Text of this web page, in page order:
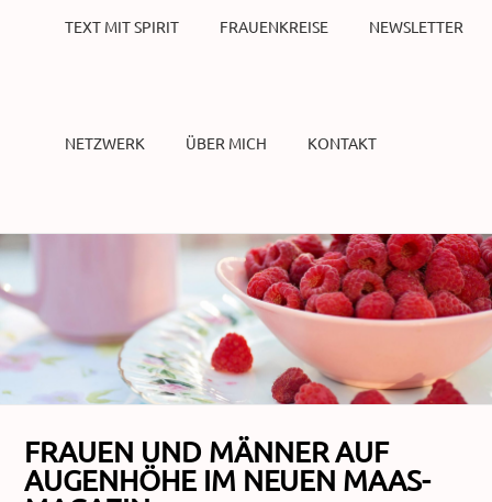
TEXT MIT SPIRIT FRAUENKREISE NEWSLETTER
NETZWERK ÜBER MICH KONTAKT
FRAUEN UND MÄNNER AUF
AUGENHÖHE IM NEUEN MAAS-